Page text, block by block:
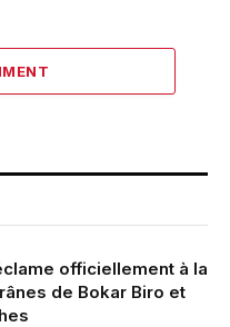
officiellement à la
de Bokar Biro et